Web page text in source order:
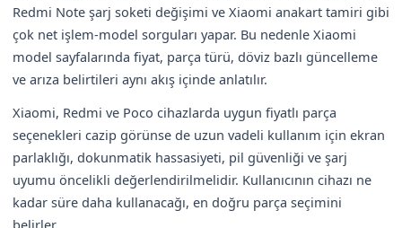
Redmi Note şarj soketi değişimi ve Xiaomi anakart tamiri gibi
çok net işlem-model sorguları yapar. Bu nedenle Xiaomi
model sayfalarında fiyat, parça türü, döviz bazlı güncelleme
ve arıza belirtileri aynı akış içinde anlatılır.
Xiaomi, Redmi ve Poco cihazlarda uygun fiyatlı parça
seçenekleri cazip görünse de uzun vadeli kullanım için ekran
parlaklığı, dokunmatik hassasiyeti, pil güvenliği ve şarj
uyumu öncelikli değerlendirilmelidir. Kullanıcının cihazı ne
kadar süre daha kullanacağı, en doğru parça seçimini
belirler.